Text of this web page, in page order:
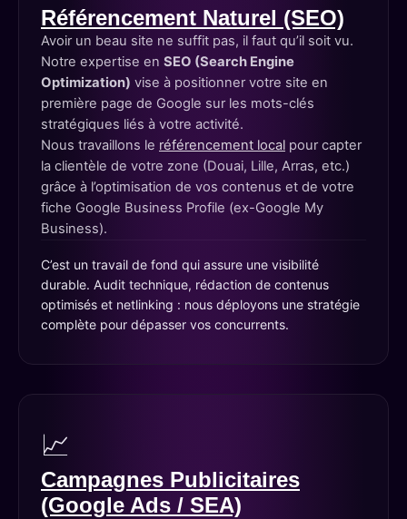
Référencement Naturel (SEO)
Avoir un beau site ne suffit pas, il faut qu’il soit vu.
Notre expertise en SEO (Search Engine
Optimization) vise à positionner votre site en
première page de Google sur les mots-clés
stratégiques liés à votre activité.
Nous travaillons le référencement local pour capter
la clientèle de votre zone (Douai, Lille, Arras, etc.)
grâce à l’optimisation de vos contenus et de votre
fiche Google Business Profile (ex-Google My
Business).
C’est un travail de fond qui assure une visibilité
durable. Audit technique, rédaction de contenus
optimisés et netlinking : nous déployons une stratégie
complète pour dépasser vos concurrents.
📈
Campagnes Publicitaires
(Google Ads / SEA)